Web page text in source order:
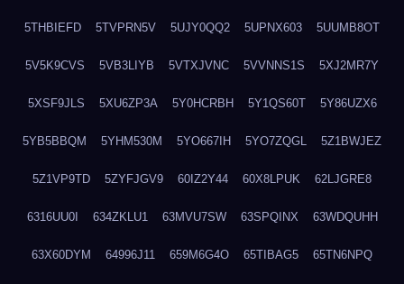
5THBIEFD 5TVPRN5V 5UJY0QQ2 5UPNX603 5UUMB8OT
5V5K9CVS 5VB3LIYB 5VTXJVNC 5VVNNS1S 5XJ2MR7Y
5XSF9JLS 5XU6ZP3A 5Y0HCRBH 5Y1QS60T 5Y86UZX6
5YB5BBQM 5YHM530M 5YO667IH 5YO7ZQGL 5Z1BWJEZ
5Z1VP9TD 5ZYFJGV9 60IZ2Y44 60X8LPUK 62LJGRE8
6316UU0I 634ZKLU1 63MVU7SW 63SPQINX 63WDQUHH
63X60DYM 64996J11 659M6G4O 65TIBAG5 65TN6NPQ